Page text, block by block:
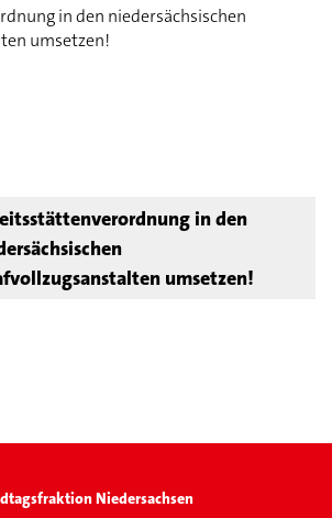
in den niedersächsischen
umsetzen!
in den
umsetzen!
Niedersachsen